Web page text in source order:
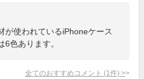
が使われているiPhoneケース
色あります。
全てのおすすめコメント (1 件) >